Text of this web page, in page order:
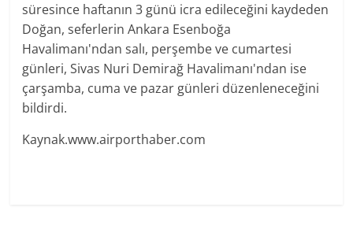
süresince haftanın 3 günü icra edileceğini kaydeden
Doğan, seferlerin Ankara Esenboğa
Havalimanı'ndan salı, perşembe ve cumartesi
günleri, Sivas Nuri Demirağ Havalimanı'ndan ise
çarşamba, cuma ve pazar günleri düzenleneceğini
bildirdi.
Kaynak.www.airporthaber.com